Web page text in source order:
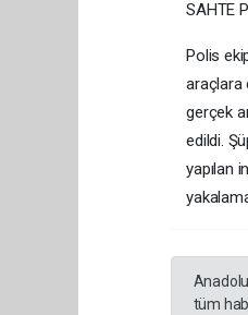
SAHTE
Polis
araçlara
gerçek
edildi.
yapılan
tüm